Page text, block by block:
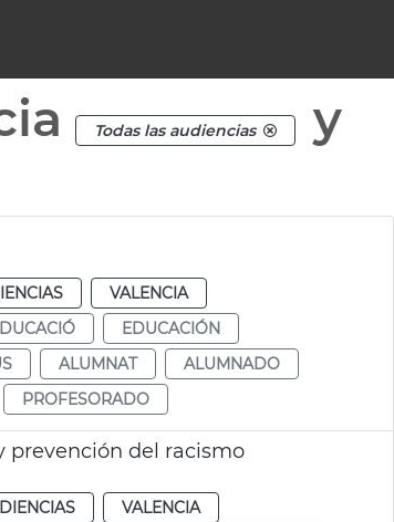
Todas las audiencias
y
VALENCIA
EDUCACIÓN
ALUMNAT
ALUMNADO
PROFESORADO
prevención del racismo
VALENCIA